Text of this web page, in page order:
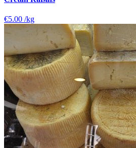
€5.00 /kg